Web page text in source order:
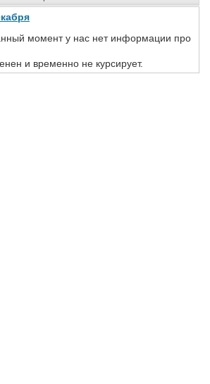
момент у нас нет информации про
и временно не курсирует.